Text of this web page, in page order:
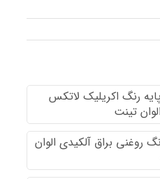
رنگ اكريليك لاتكس
تینت
روغنی براق آلکیدی الوان